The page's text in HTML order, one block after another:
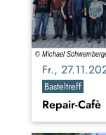
Fr.,
Basteltreff
Repair-Cafè